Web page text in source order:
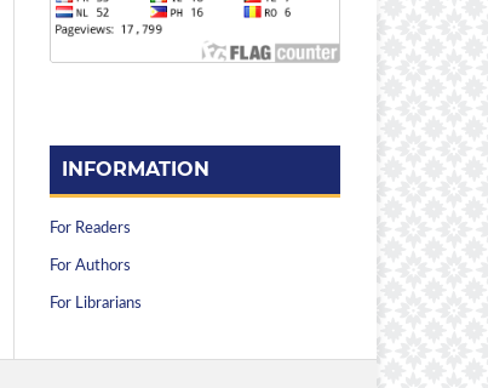
INFORMATION
For Readers
For Authors
For Librarians